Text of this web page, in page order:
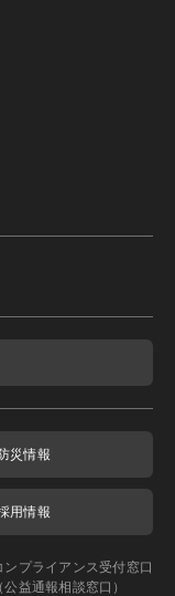
災情報
用情報
ンプライアンス受付窓口
（公益通報相談窓口）